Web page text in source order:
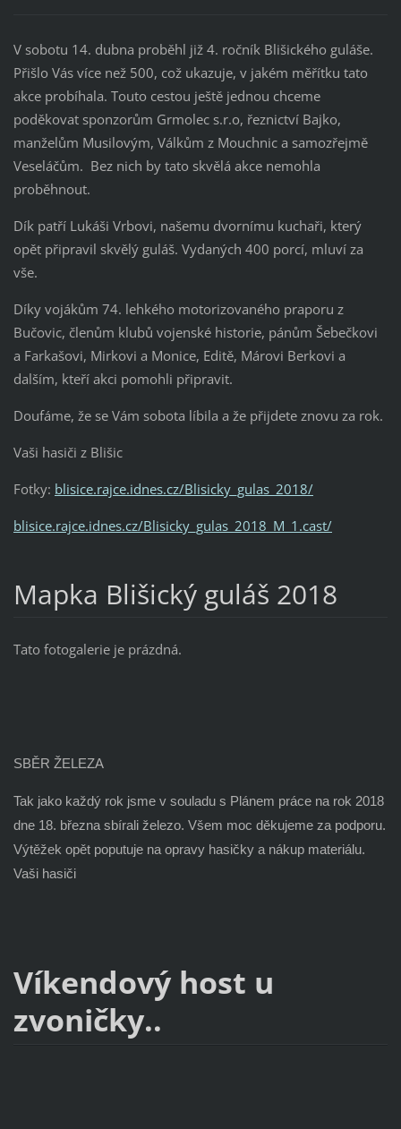
V sobotu 14. dubna proběhl již 4. ročník Blišického guláše.
Přišlo Vás více než 500, což ukazuje, v jakém měřítku tato
akce probíhala. Touto cestou ještě jednou chceme
poděkovat sponzorům Grmolec s.r.o, řeznictví Bajko,
manželům Musilovým, Válkům z Mouchnic a samozřejmě
Veseláčům. Bez nich by tato skvělá akce nemohla
proběhnout.
Dík patří Lukáši Vrbovi, našemu dvornímu kuchaři, který
opět připravil skvělý guláš. Vydaných 400 porcí, mluví za
vše.
Díky vojákům 74. lehkého motorizovaného praporu z
Bučovic, členům klubů vojenské historie, pánům Šebečkovi
a Farkašovi, Mirkovi a Monice, Editě, Márovi Berkovi a
dalším, kteří akci pomohli připravit.
Doufáme, že se Vám sobota líbila a že přijdete znovu za rok.
Vaši hasiči z Blišic
Fotky: blisice.rajce.idnes.cz/Blisicky_gulas_2018/
blisice.rajce.idnes.cz/Blisicky_gulas_2018_M_1.cast/
Mapka Blišický guláš 2018
Tato fotogalerie je prázdná.
SBĚR ŽELEZA
Tak jako každý rok jsme v souladu s Plánem práce na rok 2018
dne 18. března sbírali železo. Všem moc děkujeme za podporu.
Výtěžek opět poputuje na opravy hasičky a nákup materiálu.
Vaši hasiči
Víkendový host u
zvoničky..